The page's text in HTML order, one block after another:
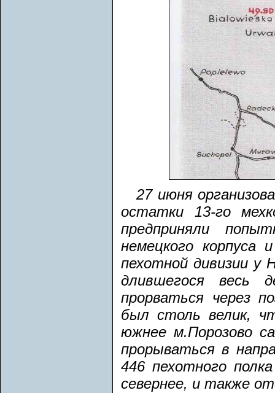
27 июня
остатки 13-го
предприняли
немецкого корпуса
пехотной дивизии у
длившегося весь
прорваться через
был столь велик,
южнее м.Порозово
прорываться в
446 пехотного
севернее, и также